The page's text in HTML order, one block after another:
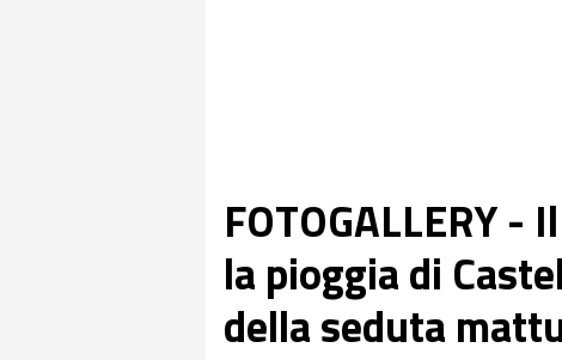
FOTOGALLERY
la pioggia di
della seduta